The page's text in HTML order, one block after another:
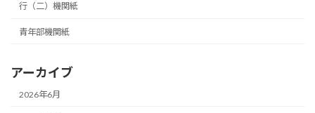
行（二）機関紙
青年部機関紙
アーカイブ
2026年6月